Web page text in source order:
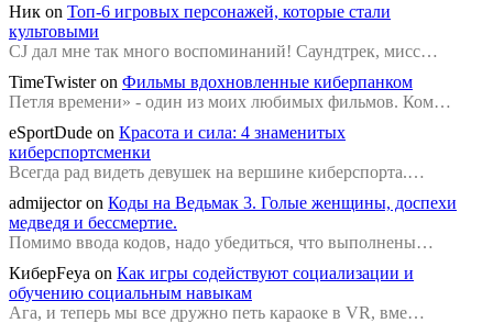
Ник on Топ-6 игровых персонажей, которые стали
культовыми
CJ дал мне так много воспоминаний! Саундтрек, мисс…
TimeTwister on Фильмы вдохновленные киберпанком
Петля времени» - один из моих любимых фильмов. Ком…
eSportDude on Красота и сила: 4 знаменитых
киберспортсменки
Всегда рад видеть девушек на вершине киберспорта.…
admijector on Коды на Ведьмак 3. Голые женщины, доспехи
медведя и бессмертие.
Помимо ввода кодов, надо убедиться, что выполнены…
КиберFeya on Как игры содействуют социализации и
обучению социальным навыкам
Ага, и теперь мы все дружно петь караоке в VR, вме…